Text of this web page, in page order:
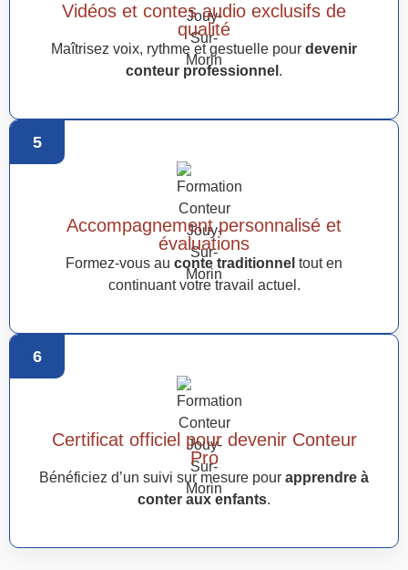
Vidéos et contes audio exclusifs de
qualité
Maîtrisez voix, rythme et gestuelle pour devenir
conteur professionnel .
5
Accompagnement personnalisé et
évaluations
Formez-vous au conte traditionnel tout en
continuant votre travail actuel.
6
Certificat officiel pour devenir Conteur
Pro
Bénéficiez d’un suivi sur mesure pour apprendre à
conter aux enfants.